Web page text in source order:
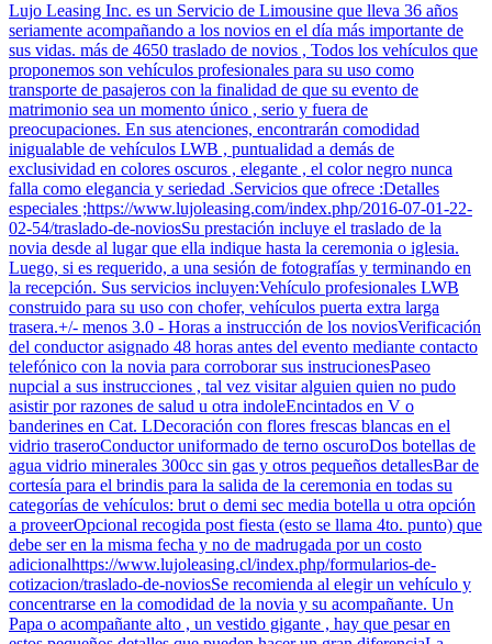
Lujo Leasing Inc. es un Servicio de Limousine que lleva 36 años
seriamente acompañando a los novios en el día más importante de
sus vidas. más de 4650 traslado de novios , Todos los vehículos que
proponemos son vehículos profesionales para su uso como
transporte de pasajeros con la finalidad de que su evento de
matrimonio sea un momento único , serio y fuera de
preocupaciones. En sus atenciones, encontrarán comodidad
inigualable de vehículos LWB , puntualidad a demás de
exclusividad en colores oscuros , elegante , el color negro nunca
falla como elegancia y seriedad .Servicios que ofrece :Detalles
especiales ;https://www.lujoleasing.com/index.php/2016-07-01-22-
02-54/traslado-de-noviosSu prestación incluye el traslado de la
novia desde al lugar que ella indique hasta la ceremonia o iglesia.
Luego, si es requerido, a una sesión de fotografías y terminando en
la recepción. Sus servicios incluyen:Vehículo profesionales LWB
construido para su uso con chofer, vehículos puerta extra larga
trasera.+/- menos 3.0 - Horas a instrucción de los noviosVerificación
del conductor asignado 48 horas antes del evento mediante contacto
telefónico con la novia para corroborar sus instrucionesPaseo
nupcial a sus instrucciones , tal vez visitar alguien quien no pudo
asistir por razones de salud u otra indoleEncintados en V o
banderines en Cat. LDecoración con flores frescas blancas en el
vidrio traseroConductor uniformado de terno oscuroDos botellas de
agua vidrio minerales 300cc sin gas y otros pequeños detallesBar de
cortesía para el brindis para la salida de la ceremonia en todas su
categorías de vehículos: brut o demi sec media botella u otra opción
a proveerOpcional recogida post fiesta (esto se llama 4to. punto) que
debe ser en la misma fecha y no de madrugada por un costo
adicionalhttps://www.lujoleasing.cl/index.php/formularios-de-
cotizacion/traslado-de-noviosSe recomienda al elegir un vehículo y
concentrarse en la comodidad de la novia y su acompañante. Un
Papa o acompañante alto , un vestido gigante , hay que pesar en